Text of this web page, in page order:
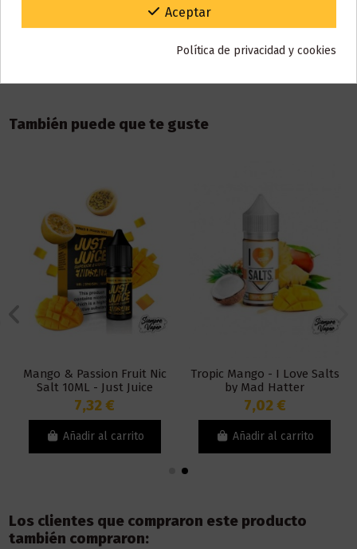
También puede que te guste
Mango & Passion Fruit Nic
Salt 10ML - Just Juice
7,32 €
Añadir al carrito
Tropic Mango - I Love Salts
by Mad Hatter
7,02 €
Añadir al carrito
Los clientes que compraron este producto
también compraron:
Gracias por tu paciencia y por seguir confiando en nosotros.
Aceptar
Política de privacidad y cookies